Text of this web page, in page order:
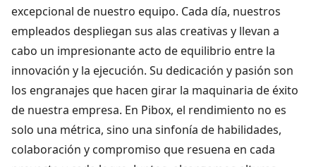
excepcional de nuestro equipo. Cada día, nuestros
empleados despliegan sus alas creativas y llevan a
cabo un impresionante acto de equilibrio entre la
innovación y la ejecución. Su dedicación y pasión son
los engranajes que hacen girar la maquinaria de éxito
de nuestra empresa. En Pibox, el rendimiento no es
solo una métrica, sino una sinfonía de habilidades,
colaboración y compromiso que resuena en cada